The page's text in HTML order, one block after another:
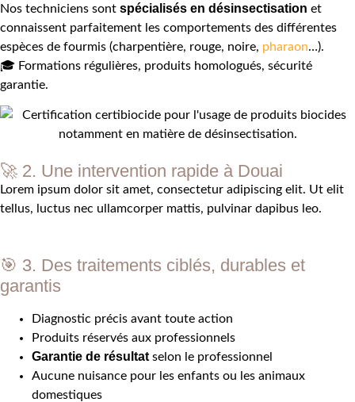
Nos techniciens sont spécialisés en désinsectisation et
connaissent parfaitement les comportements des différentes
espèces de fourmis (charpentière, rouge, noire, pharaon…).
🎓 Formations régulières, produits homologués, sécurité
garantie.
🚀 2. Une intervention rapide à Douai
Lorem ipsum dolor sit amet, consectetur adipiscing elit. Ut elit
tellus, luctus nec ullamcorper mattis, pulvinar dapibus leo.
🎯 3. Des traitements ciblés, durables et
garantis
Diagnostic précis avant toute action
Produits réservés aux professionnels
Garantie de résultat selon le professionnel
Aucune nuisance pour les enfants ou les animaux
domestiques